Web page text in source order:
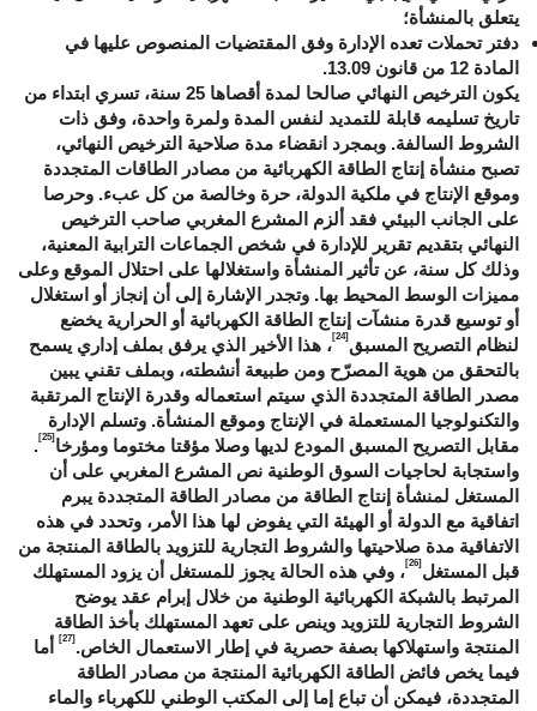
يتعلق بالمنشأة؛
دفتر تحملات تعده الإدارة وفق المقتضيات المنصوص عليها في
المادة 12 من قانون 13.09.
يكون الترخيص النهائي صالحا لمدة أقصاها 25 سنة، تسري ابتداء من
تاريخ تسليمه قابلة للتمديد لنفس المدة ولمرة واحدة، وفق ذات
الشروط السالفة. وبمجرد انقضاء مدة صلاحية الترخيص النهائي،
تصبح منشأة إنتاج الطاقة الكهربائية من مصادر الطاقات المتجددة
وموقع الإنتاج في ملكية الدولة، حرة وخالصة من كل عبء. وحرصا
على الجانب البيئي فقد ألزم المشرع المغربي صاحب الترخيص
النهائي بتقديم تقرير للإدارة في شخص الجماعات الترابية المعنية،
وذلك كل سنة، عن تأثير المنشأة واستغلالها على احتلال الموقع وعلى
مميزات الوسط المحيط بها. وتجدر الإشارة إلى أن إنجاز أو استغلال
أو توسيع قدرة منشآت إنتاج الطاقة الكهربائية أو الحرارية يخضع
لنظام التصريح المسبق[24]، هذا الأخير الذي يرفق بملف إداري يسمح
بالتحقق من هوية المصرّح ومن طبيعة أنشطته، وبملف تقني يبين
مصدر الطاقة المتجددة الذي سيتم استعماله وقدرة الإنتاج المرتقبة
والتكنولوجيا المستعملة في الإنتاج وموقع المنشأة. وتسلم الإدارة
مقابل التصريح المسبق المودع لديها وصلا مؤقتا مختوما ومؤرخا[25]
.
واستجابة لحاجيات السوق الوطنية نص المشرع المغربي على أن
المستغل لمنشأة إنتاج الطاقة من مصادر الطاقة المتجددة يبرم
اتفاقية مع الدولة أو الهيئة التي يفوض لها هذا الأمر، وتحدد في هذه
الاتفاقية مدة صلاحيتها والشروط التجارية للتزويد بالطاقة المنتجة من
قبل المستغل[26]، وفي هذه الحالة يجوز للمستغل أن يزود المستهلك
المرتبط بالشبكة الكهربائية الوطنية من خلال إبرام عقد يوضح
الشروط التجارية للتزويد وينص على تعهد المستهلك بأخذ الطاقة
المنتجة واستهلاكها بصفة حصرية في إطار الاستعمال الخاص.[27] أما
فيما يخص فائض الطاقة الكهربائية المنتجة من مصادر الطاقة
المتجددة، فيمكن أن تباع إما إلى المكتب الوطني للكهرباء والماء